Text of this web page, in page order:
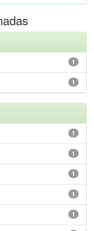
1
1
1
1
1
1
1